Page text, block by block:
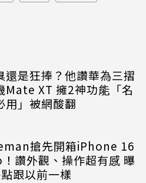
還是狂捧？他讚華為三摺
Mate XT 擁2神功能「名
用」被網酸翻
搶先開箱iPhone 16
讚外觀、操作超有感 曝
跟以前一樣